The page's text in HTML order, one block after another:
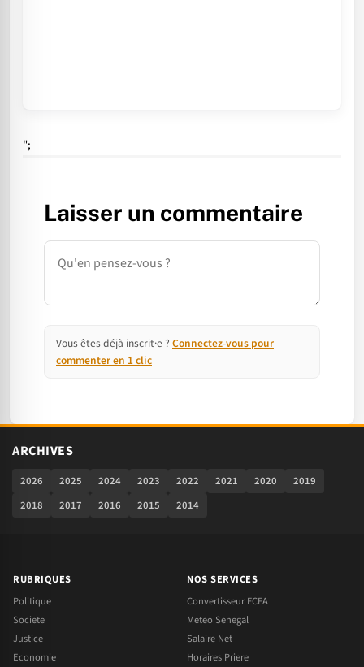
";
Laisser un commentaire
Commentaire
Vous êtes déjà inscrit·e ? Connectez-vous pour
commenter en 1 clic
ARCHIVES
2026 2025 2024 2023 2022 2021 2020
2019
2018
2017 2016 2015 2014
RUBRIQUES
Politique
Societe
Justice
Economie
NOS SERVICES
Convertisseur FCFA
Meteo Senegal
Salaire Net
Horaires Priere